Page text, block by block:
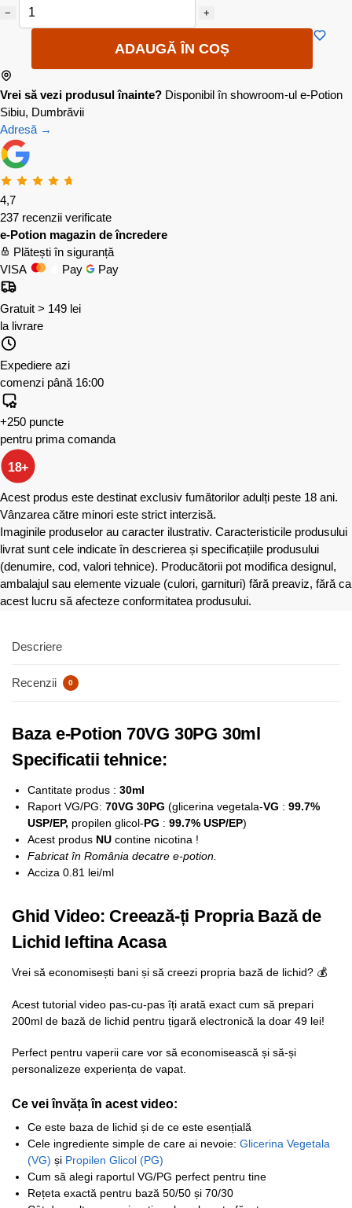
− +
ADAUGĂ ÎN COȘ
Vrei să vezi produsul înainte? Disponibil în showroom-ul e-Potion
Sibiu, Dumbrăvii
Adresă →
4,7
237 recenzii verificate
e-Potion magazin de încredere
Plătești în siguranță
VISA
Pay Pay
Gratuit > 149 lei
la livrare
Expediere azi
comenzi până 16:00
+250 puncte
pentru prima comanda
18+
Acest produs este destinat exclusiv fumătorilor adulți peste 18 ani.
Vânzarea către minori este strict interzisă.
Imaginile produselor au caracter ilustrativ. Caracteristicile produsului
livrat sunt cele indicate în descrierea și specificațiile produsului
(denumire, cod, valori tehnice). Producătorii pot modifica designul,
ambalajul sau elemente vizuale (culori, garnituri) fără preaviz, fără ca
acest lucru să afecteze conformitatea produsului.
Descriere
Recenzii 0
Baza e-Potion 70VG 30PG 30ml
Specificatii tehnice:
Cantitate produs : 30ml
Raport VG/PG: 70VG 30PG (glicerina vegetala-VG : 99.7%
USP/EP, propilen glicol-PG : 99.7% USP/EP)
Acest produs NU contine nicotina !
Fabricat în România decatre e-potion.
Acciza 0.81 lei/ml
Ghid Video: Creează-ți Propria Bază de
Lichid Ieftina Acasa
Vrei să economisești bani și să creezi propria bază de lichid? 💰
Acest tutorial video pas-cu-pas îți arată exact cum să prepari
200ml de bază de lichid pentru țigară electronică la doar 49 lei!
Perfect pentru vaperii care vor să economisească și să-și
personalizeze experiența de vapat.
Ce vei învăța în acest video:
Ce este baza de lichid și de ce este esențială
Cele ingrediente simple de care ai nevoie: Glicerina Vegetala
(VG) și Propilen Glicol (PG)
Cum să alegi raportul VG/PG perfect pentru tine
Rețeta exactă pentru bază 50/50 și 70/30